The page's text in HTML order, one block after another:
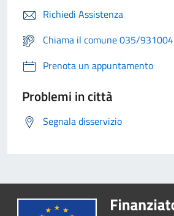
Richiedi Assistenza
Chiama il comune 035/931004
Prenota un appuntamento
Problemi in città
Segnala disservizio